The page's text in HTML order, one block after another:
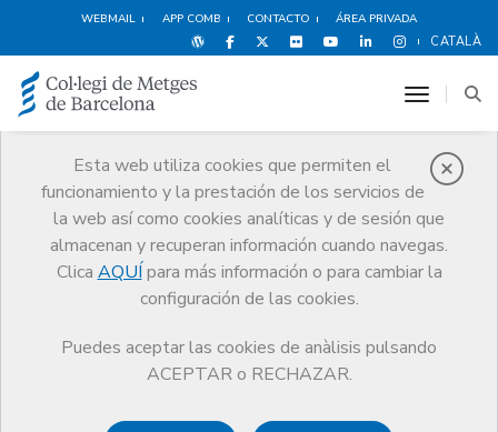
WEBMAIL APP COMB CONTACTO ÁREA PRIVADA
CATALÀ
Esta web utiliza cookies que permiten el
funcionamiento y la prestación de los servicios de
la web así como cookies analíticas y de sesión que
almacenan y recuperan información cuando navegas.
Clica AQUÍ para más información o para cambiar la
configuración de las cookies.
Puedes aceptar las cookies de anàlisis pulsando
ACEPTAR o RECHAZAR.
toggle
Noticias
Comunicación
Noticias
El Colegio Oficial de Trabajo Social se incorpora a la Fundación
Galatea